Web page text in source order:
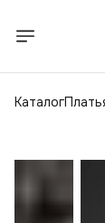
Каталог